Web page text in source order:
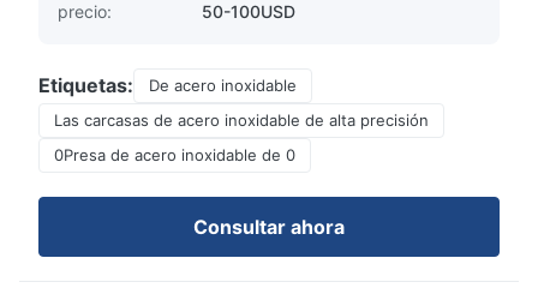
precio:
50-100USD
Etiquetas:
De acero inoxidable
Las carcasas de acero inoxidable de alta precisión
0Presa de acero inoxidable de 0
Consultar ahora